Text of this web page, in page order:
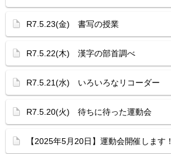
R7.5.23(金) 書写の授業
R7.5.22(木) 漢字の部首調べ
R7.5.21(水) いろいろなリコーダー
R7.5.20(火) 待ちに待った運動会
【2025年5月20日】運動会開催します！